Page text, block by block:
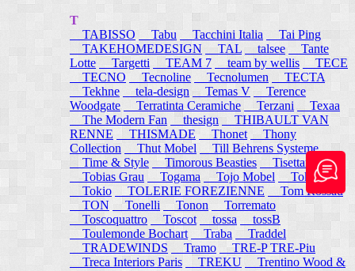
T
TABISSO
Tabu Tacchini Italia
Tai Ping
TAKEHOMEDESIGN
TAL talsee
Tante
Lotte
Targetti TEAM 7 team by wellis
TECE
TECNO
Tecnoline Tecnolumen
TECTA
Tekhne
tela-design Temas V
Terence
Woodgate
Terratinta Ceramiche Terzani
Texaa
The Modern Fan
thesign
THIBAULT VAN
RENNE
THISMADE Thonet
Thony
Collection
Thut Mobel
Till Behrens Systeme
Time & Style
Timorous Beasties
Tisettanta
Tobias Grau
Togama Tojo Mobel
Token
Tokio
TOLERIE FOREZIENNE
Tom Rossau
TON
Tonelli Tonon
Torremato
Toscoquattro
Toscot tossa
tossB
Toulemonde Bochart
Traba
Traddel
TRADEWINDS
Tramo
TRE-P TRE-Piu
Treca Interiors Paris
TREKU
Trentino Wood &